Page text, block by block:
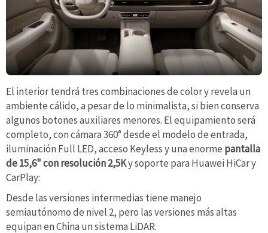
El interior tendrá tres combinaciones de color y revela un
ambiente cálido, a pesar de lo minimalista, si bien conserva
algunos botones auxiliares menores. El equipamiento será
completo, con cámara 360° desde el modelo de entrada,
iluminación Full LED, acceso Keyless y una enorme pantalla
de 15,6" con resolución 2,5Ky soporte para Huawei HiCar y
CarPlay:
Desde las versiones intermedias tiene manejo
semiautónomo de nivel 2, pero las versiones más altas
equipan en China un sistema LiDAR.